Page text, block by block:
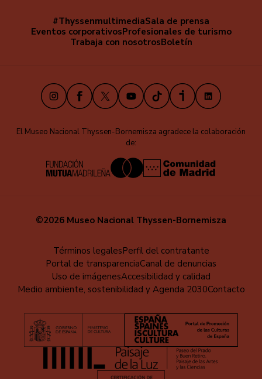
Navegación
secundaria
#ThyssenmultimediaSala de prensa
Eventos corporativosProfesionales de turismo
Trabaja con nosotrosBoletín
InstagramFacebook
X YoutubeTikTokiVooxLinkedIn
El Museo Nacional Thyssen-Bornemisza agradece la colaboración
de:
©2026 Museo Nacional Thyssen-Bornemisza
pie
Términos legalesPerfil del contratante
Portal de transparenciaCanal de denuncias
Uso de imágenesAccesibilidad y calidad
Medio ambiente, sostenibilidad y Agenda 2030Contacto